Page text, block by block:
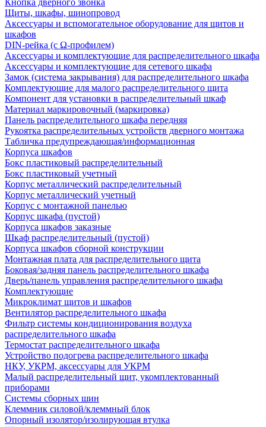
Кнопка дверного звонка
Щиты, шкафы, шинопровод
Аксессуары и вспомогательное оборудование для щитов и
шкафов
DIN-рейка (с Ω-профилем)
Аксессуары и комплектующие для распределительного шкафа
Аксессуары и комплектующие для сетевого шкафа
Замок (система закрывания) для распределительного шкафа
Комплектующие для малого распределительного щита
Компонент для установки в распределительный шкаф
Материал маркировочный (маркировка)
Панель распределительного шкафа передняя
Рукоятка распределительных устройств дверного монтажа
Табличка предупреждающая/информационная
Корпуса шкафов
Бокс пластиковый распределительный
Бокс пластиковый учетный
Корпус металлический распределительный
Корпус металлический учетный
Корпус с монтажной панелью
Корпус шкафа (пустой)
Корпуса шкафов заказные
Шкаф распределительный (пустой)
Корпуса шкафов сборной конструкции
Монтажная плата для распределительного щита
Боковая/задняя панель распределительного шкафа
Дверь/панель управления распределительного шкафа
Комплектующие
Микроклимат щитов и шкафов
Вентилятор распределительного шкафа
Фильтр системы кондиционирования воздуха
распределительного шкафа
Термостат распределительного шкафа
Устройство подогрева распределительного шкафа
НКУ, УКРМ, аксессуары для УКРМ
Малый распределительный щит, укомплектованный
приборами
Системы сборных шин
Клеммник силовой/клеммный блок
Опорный изолятор/изолирующая втулка